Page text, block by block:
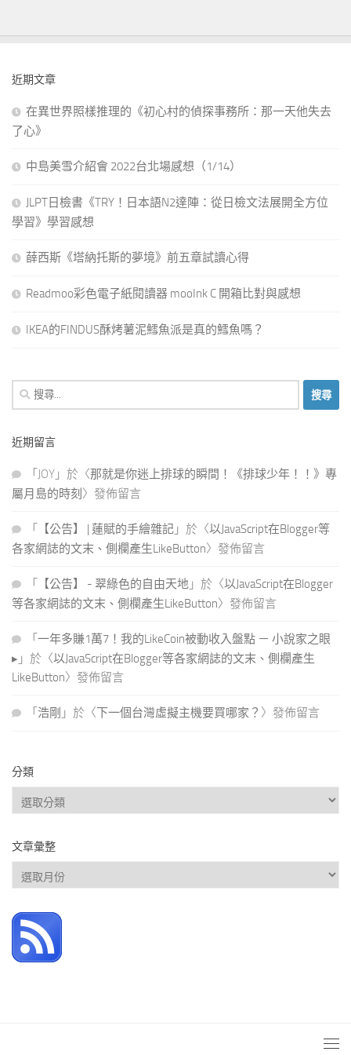
近期文章
在異世界照樣推理的《初心村的偵探事務所：那一天他失去
了心》
中島美雪介紹會 2022台北場感想（1/14）
JLPT日檢書《TRY！日本語N2達陣：從日檢文法展開全方位
學習》學習感想
薛西斯《塔納托斯的夢境》前五章試讀心得
Readmoo彩色電子紙閱讀器 mooInk C 開箱比對與感想
IKEA的FINDUS酥烤薯泥鱈魚派是真的鱈魚嗎？
搜
尋
鍵
近期留言
「 JOY 」於〈那就是你迷上排球的瞬間！《排球少年！！》專
屬月島的時刻 〉發佈留言
「 【公告】 | 蓮賦的手繪雜記 」於〈以JavaScript在Blogger等
各家網誌的文末、側欄產生LikeButton〉發佈留言
「 【公告】 - 翠綠色的自由天地 」於〈以JavaScript在Blogger
等各家網誌的文末、側欄產生LikeButton〉發佈留言
「 一年多賺1萬7！我的LikeCoin被動收入盤點 － 小說家之眼
▸ 」於〈以JavaScript在Blogger等各家網誌的文末、側欄產生
LikeButton〉發佈留言
「 浩剛 」於〈 下一個台灣虛擬主機要買哪家？ 〉發佈留言
分類
分
類
文章彙整
文
章
整